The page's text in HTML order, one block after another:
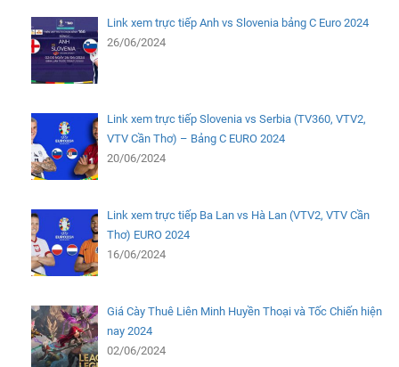
Link xem trực tiếp Anh vs Slovenia bảng C Euro 2024
26/06/2024
Link xem trực tiếp Slovenia vs Serbia (TV360, VTV2,
VTV Cần Thơ) – Bảng C EURO 2024
20/06/2024
Link xem trực tiếp Ba Lan vs Hà Lan (VTV2, VTV Cần
Thơ) EURO 2024
16/06/2024
Giá Cày Thuê Liên Minh Huyền Thoại và Tốc Chiến hiện
nay 2024
02/06/2024